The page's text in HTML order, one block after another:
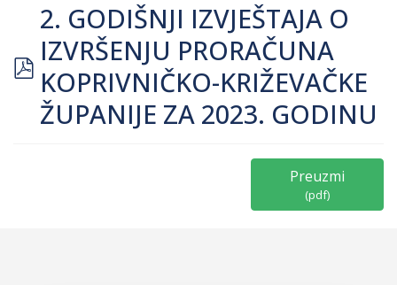
pdf
2. GODIŠNJI IZVJEŠTAJA O
IZVRŠENJU PRORAČUNA
KOPRIVNIČKO-KRIŽEVAČKE
ŽUPANIJE ZA 2023. GODINU
Preuzmi
(pdf)